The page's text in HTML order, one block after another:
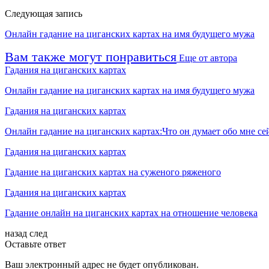
Следующая запись
Онлайн гадание на циганских картах на имя будущего мужа
Вам также могут понравиться Еще от автора
Гадания на циганских картах
Онлайн гадание на циганских картах на имя будущего мужа
Гадания на циганских картах
Онлайн гадание на циганских картах:Что он думает обо мне
Гадания на циганских картах
Гадание на циганских картах на суженого ряженого
Гадания на циганских картах
Гадание онлайн на циганских картах на отношение человека
назад след
Оставьте ответ
Ваш электронный адрес не будет опубликован.